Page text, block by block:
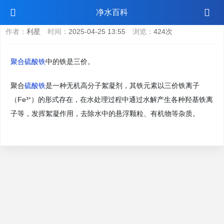
净水百科
聚合硫酸铁是几价铁
作者： 利星 时间： 2025-04-25 13:55 浏览： 424次
聚合硫酸铁中的铁是三价。
聚合硫酸铁是一种无机高分子絮凝剂，其铁元素以三价铁离子
（Fe³⁺）的形式存在，在水处理过程中通过水解产生各种羟基铁离
子等，发挥絮凝作用，去除水中的悬浮颗粒、有机物等杂质。